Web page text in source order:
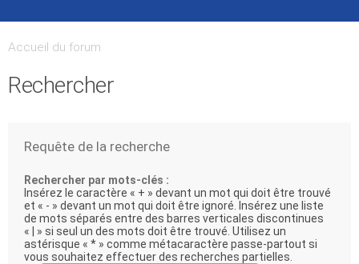
Accueil du forum
Rechercher
Requête de la recherche
Rechercher par mots-clés :
Insérez le caractère « + » devant un mot qui doit être trouvé
et « - » devant un mot qui doit être ignoré. Insérez une liste
de mots séparés entre des barres verticales discontinues
« | » si seul un des mots doit être trouvé. Utilisez un
astérisque « * » comme métacaractère passe-partout si
vous souhaitez effectuer des recherches partielles.